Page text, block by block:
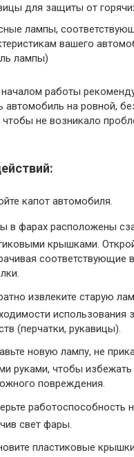
для защиты от
лампы,
вашего
лампы)
работы
автомобиль на ровной,
чтобы не возникало
капот автомобиля.
в фарах расположены
крышками.
соответствующие
извлеките старую
использования
(перчатки, рукавицы).
новую лампу, не
руками, чтобы избежать
повреждения.
работоспособность
свет фары.
пластиковые